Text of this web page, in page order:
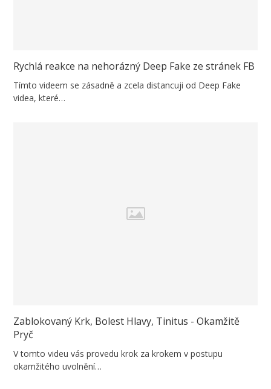
Rychlá reakce na nehorázný Deep Fake ze stránek FB
Tímto videem se zásadně a zcela distancuji od Deep Fake
videa, které…
Zablokovaný Krk, Bolest Hlavy, Tinitus - Okamžitě
Pryč
V tomto videu vás provedu krok za krokem v postupu
okamžitého uvolnění…